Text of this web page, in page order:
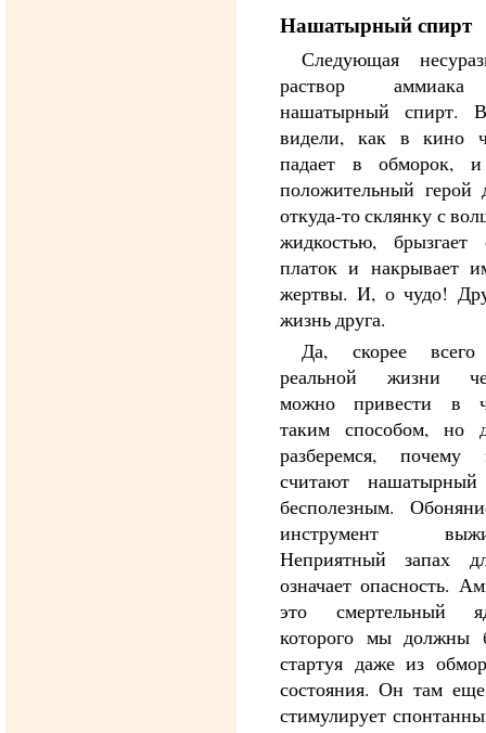
Нашатырный спирт
Следующая
раствор
нашатырный спирт.
видели, как в кино
падает в обморок, и
положительный герой
откуда-то склянку с
жидкостью,
платок и накрывает
жертвы. И, о чудо!
жизнь друга.
Да, скорее
реальной жизни
можно привести в
таким способом, но
разберемся,
считают
бесполезным.
инструмент
Неприятный запах
означает опасность.
это смертельный
которого мы должны
стартуя даже из
состояния. Он там
стимулирует